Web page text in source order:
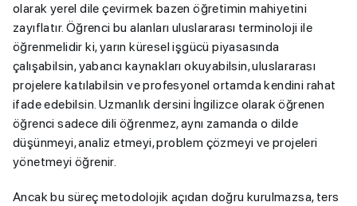
olarak yerel dile çevirmek bazen öğretimin mahiyetini
zayıflatır. Öğrenci bu alanları uluslararası terminoloji ile
öğrenmelidir ki, yarın küresel işgücü piyasasında
çalışabilsin, yabancı kaynakları okuyabilsin, uluslararası
projelere katılabilsin ve profesyonel ortamda kendini rahat
ifade edebilsin. Uzmanlık dersini İngilizce olarak öğrenen
öğrenci sadece dili öğrenmez, aynı zamanda o dilde
düşünmeyi, analiz etmeyi, problem çözmeyi ve projeleri
yönetmeyi öğrenir.
Ancak bu süreç metodolojik açıdan doğru kurulmazsa, ters